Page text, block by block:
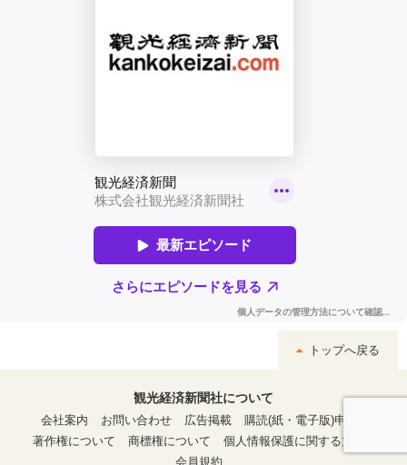
トップへ戻る
観光経済新聞社について
会社案内
お問い合わせ 広告掲載
購読(紙・電子版)申込
著作権について
商標権について
個人情報保護に関する方針
会員規約